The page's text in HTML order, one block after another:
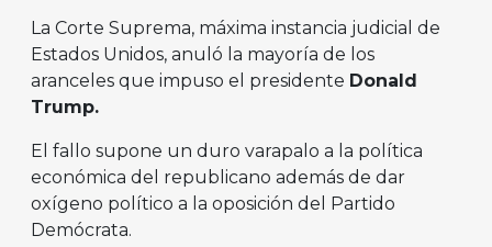
La Corte Suprema, máxima instancia judicial de
Estados Unidos, anuló la mayoría de los
aranceles que impuso el presidente Donald
Trump.
El fallo supone un duro varapalo a la política
económica del republicano además de dar
oxígeno político a la oposición del Partido
Demócrata.